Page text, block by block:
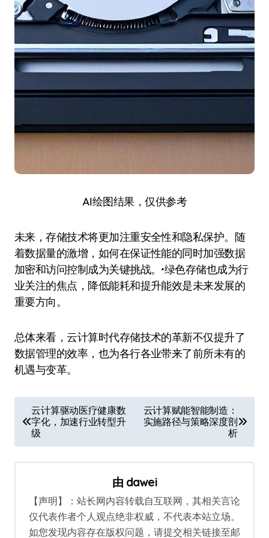
AI绘图结果，仅供参考
未来，存储技术将更加注重安全性和隐私保护。随
着数据量的激增，如何在保证性能的同时加强数据
加密和访问控制成为关键挑战。•绿色存储也成为行
业关注的焦点，降低能耗和提升能效是未来发展的
重要方向。
总体来看，云计算时代存储技术的革新不仅提升了
数据管理的效率，也为各行各业带来了前所未有的
机遇与变革。
章
导
航
云计算驱动医疗健康数
字化，加速行业转型升
级
云计算赋能智能制造：
实施路径与策略深度剖
析
由 dawei
【声明】：站长网内容转载自互联网，其相关言论
仅代表作者个人观点绝非权威，不代表本站立场。
如您发现内容存在版权问题，请提交相关链接至邮